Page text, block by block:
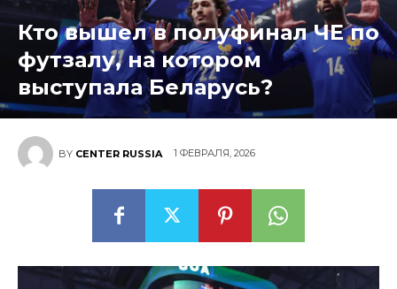
Кто вышел в полуфинал ЧЕ по
футзалу, на котором
выступала Беларусь?
BY CENTER RUSSIA 1 ФЕВРАЛЯ, 2026